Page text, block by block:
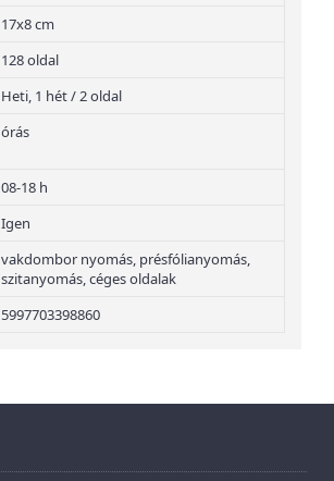
17x8 cm
128 oldal
Heti, 1 hét / 2 oldal
órás
08-18 h
Igen
vakdombor nyomás, présfólianyomás,
szitanyomás, céges oldalak
5997703398860